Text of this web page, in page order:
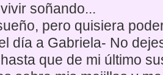
soñando...
pero quisiera
día a Gabriela- No
que de mi último